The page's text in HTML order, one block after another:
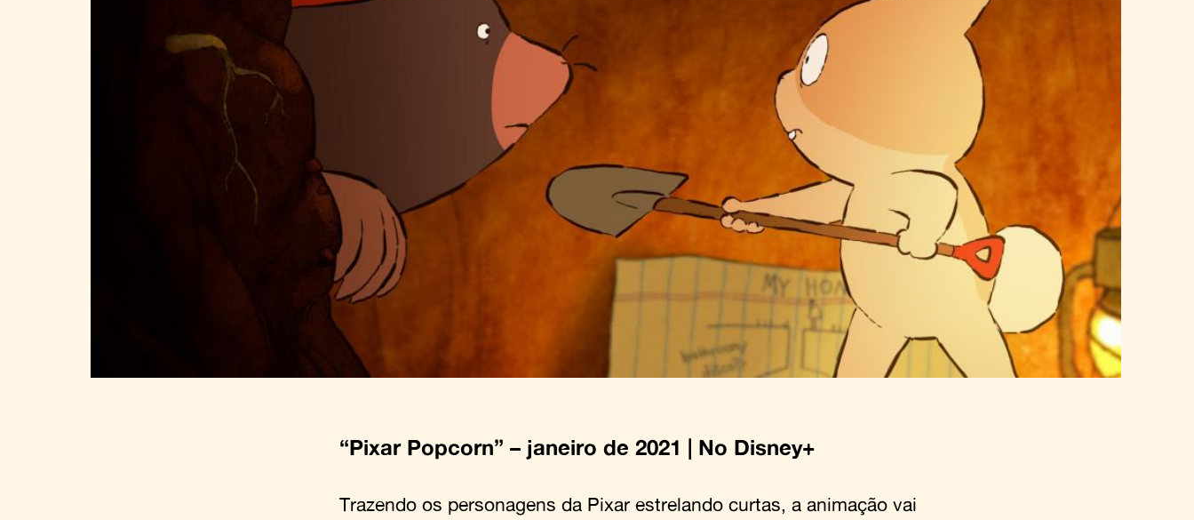
“Pixar Popcorn” – janeiro de 2021 | No Disney+
Trazendo os personagens da Pixar estrelando curtas, a animação vai